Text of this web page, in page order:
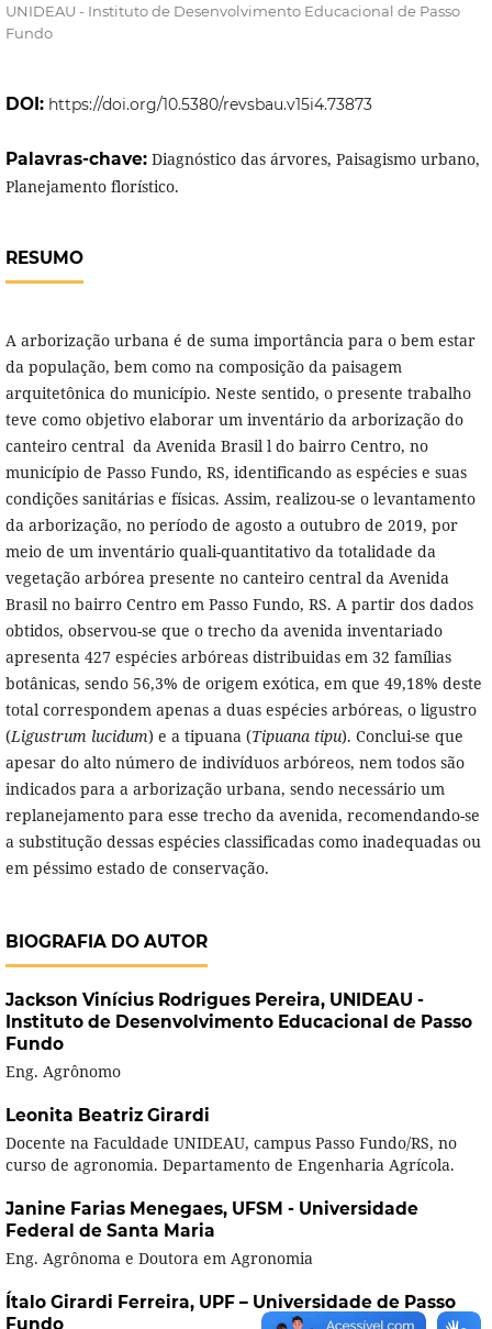
UNIDEAU - Instituto de Desenvolvimento Educacional de Passo
Fundo
DOI: https://doi.org/10.5380/revsbau.v15i4.73873
Palavras-chave: Diagnóstico das árvores, Paisagismo urbano,
Planejamento florístico.
RESUMO
A arborização urbana é de suma importância para o bem estar
da população, bem como na composição da paisagem
arquitetônica do município. Neste sentido, o presente trabalho
teve como objetivo elaborar um inventário da arborização do
canteiro central da Avenida Brasil l do bairro Centro, no
município de Passo Fundo, RS, identificando as espécies e suas
condições sanitárias e físicas. Assim, realizou-se o levantamento
da arborização, no período de agosto a outubro de 2019, por
meio de um inventário quali-quantitativo da totalidade da
vegetação arbórea presente no canteiro central da Avenida
Brasil no bairro Centro em Passo Fundo, RS. A partir dos dados
obtidos, observou-se que o trecho da avenida inventariado
apresenta 427 espécies arbóreas distribuidas em 32 famílias
botânicas, sendo 56,3% de origem exótica, em que 49,18% deste
total correspondem apenas a duas espécies arbóreas, o ligustro
(Ligustrum lucidum) e a tipuana (Tipuana tipu). Conclui-se que
apesar do alto número de indivíduos arbóreos, nem todos são
indicados para a arborização urbana, sendo necessário um
replanejamento para esse trecho da avenida, recomendando-se
a substitução dessas espécies classificadas como inadequadas ou
em péssimo estado de conservação.
BIOGRAFIA DO AUTOR
Jackson Vinícius Rodrigues Pereira, UNIDEAU -
Instituto de Desenvolvimento Educacional de Passo
Fundo
Eng. Agrônomo
Leonita Beatriz Girardi
Docente na Faculdade UNIDEAU, campus Passo Fundo/RS, no
curso de agronomia. Departamento de Engenharia Agrícola.
Janine Farias Menegaes, UFSM - Universidade
Federal de Santa Maria
Eng. Agrônoma e Doutora em Agronomia
Ítalo Girardi Ferreira, UPF – Universidade de Passo
Fundo